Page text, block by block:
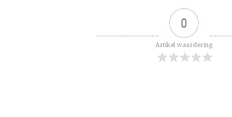
0
Artikel waardering